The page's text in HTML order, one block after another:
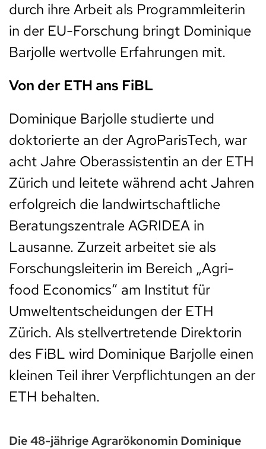
durch ihre Arbeit als Programmleiterin
in der EU-Forschung bringt Dominique
Barjolle wertvolle Erfahrungen mit.
Von der ETH ans FiBL
Dominique Barjolle studierte und
doktorierte an der AgroParisTech, war
acht Jahre Oberassistentin an der ETH
Zürich und leitete während acht Jahren
erfolgreich die landwirtschaftliche
Beratungszentrale AGRIDEA in
Lausanne. Zurzeit arbeitet sie als
Forschungsleiterin im Bereich „Agri-
food Economics“ am Institut für
Umweltentscheidungen der ETH
Zürich. Als stellvertretende Direktorin
des FiBL wird Dominique Barjolle einen
kleinen Teil ihrer Verpflichtungen an der
ETH behalten.
Die 48-jährige Agrarökonomin Dominique